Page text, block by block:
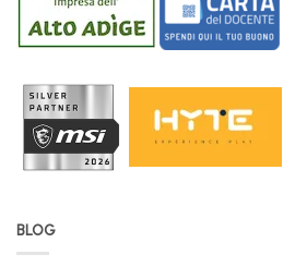
BLOG